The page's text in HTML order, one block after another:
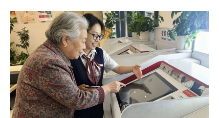
陕西 甘肃 青海 宁夏
新疆 内蒙古 黑龙江